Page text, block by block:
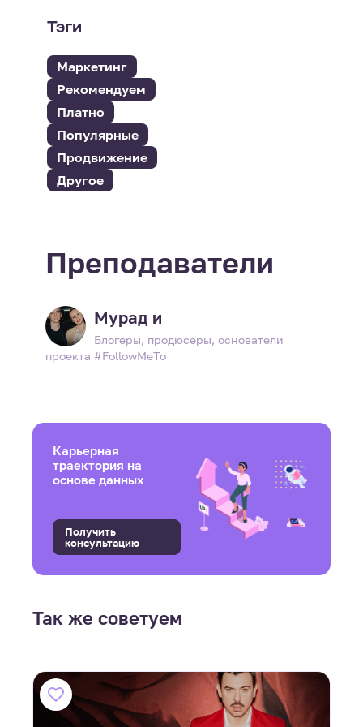
Тэги
Маркетинг
Рекомендуем
Платно
Популярные
Продвижение
Другое
Преподаватели
Мурад и
Блогеры, продюсеры, основатели
проекта #FollowMeTo
Карьерная
траектория на
основе данных
Получить
консультацию
Так же советуем